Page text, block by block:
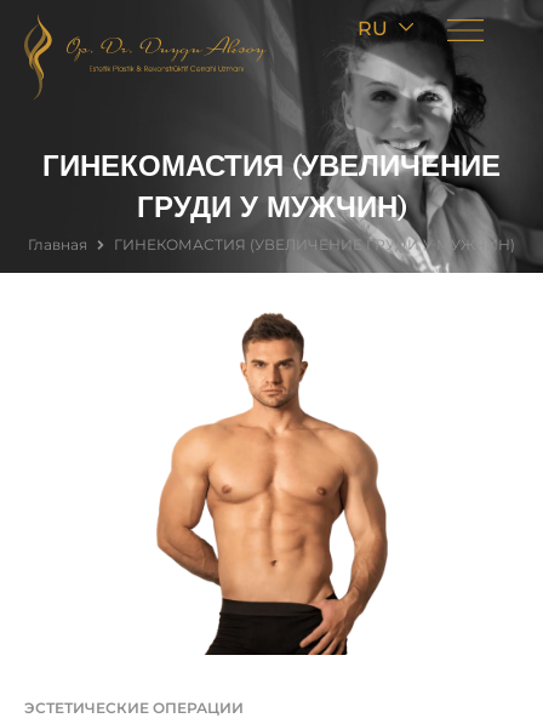
RU
ГИНЕКОМАСТИЯ (УВЕЛИЧЕНИЕ
ГРУДИ У МУЖЧИН)
Главная ГИНЕКОМАСТИЯ (УВЕЛИЧЕНИЕ ГРУДИ У МУЖЧИН)
ЭСТЕТИЧЕСКИЕ ОПЕРАЦИИ